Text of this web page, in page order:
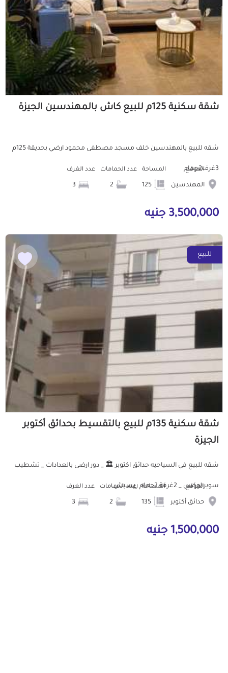
شقة سكنية 125م للبيع كاش بالمهندسين الجيزة
شقه للبيع بالمهندسين خلف مسجد مصطفى محمود ارضي بحديقة 125م
3غرف2حمام الموقع
المهندسين
المساحة عدد الحمامات عدد الغرف
3,500,000 جنيه
للبيع
شقة سكنية 135م للبيع بالتقسيط بحدائق أكتوبر
الجيزة
شقه للبيع في السياحيه حدائق اكتوبر 🏛️ _ دور ارضى بالعدادات _ تشطيب
سوبر لوكس _ 2غرفة 2حمام ريسبش...
الموقع
حدائق أكتوبر
المساحة عدد الحمامات عدد الغرف
1,500,000 جنيه